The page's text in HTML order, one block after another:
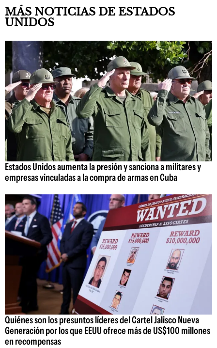
MÁS NOTICIAS DE ESTADOS
UNIDOS
Estados Unidos aumenta la presión y sanciona a militares y
empresas vinculadas a la compra de armas en Cuba
Quiénes son los presuntos líderes del Cartel Jalisco Nueva
Generación por los que EEUU ofrece más de US$100 millones
en recompensas